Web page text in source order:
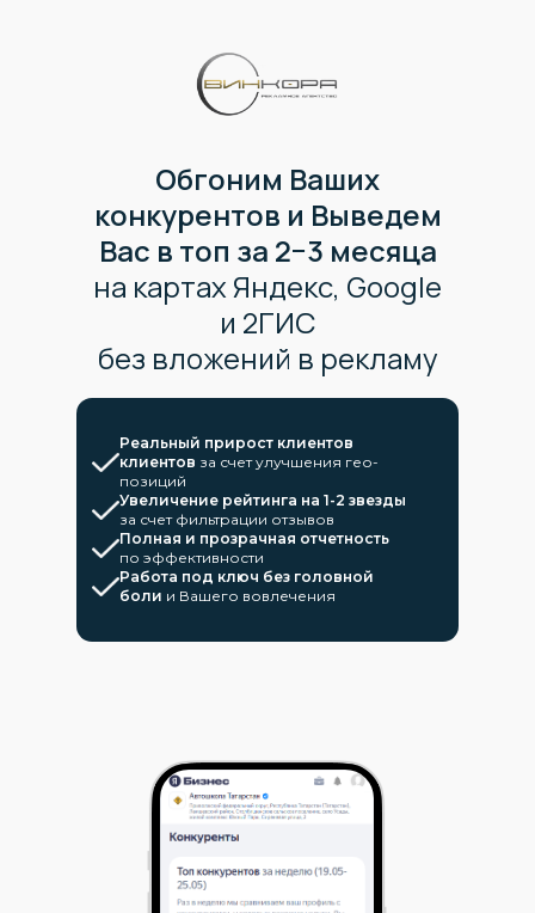
Обгоним Ваших
конкурентов и Выведем
Вас в топ за 2−3 месяца
на картах Яндекс, Google
и 2ГИС
без вложений в рекламу
Реальный прирост клиентов
клиентов за счет улучшения гео-
позиций
Увеличение рейтинга на 1-2 звезды
за счет фильтрации отзывов
Полная и прозрачная отчетность
по эффективности
Работа под ключ без головной
боли и Вашего вовлечения